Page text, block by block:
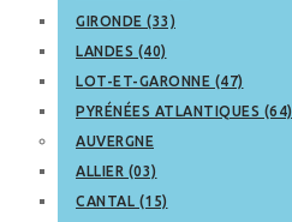
GIRONDE (33)
LANDES (40)
LOT-ET-GARONNE (47)
PYRÉNÉES ATLANTIQUES (64)
AUVERGNE
ALLIER (03)
CANTAL (15)